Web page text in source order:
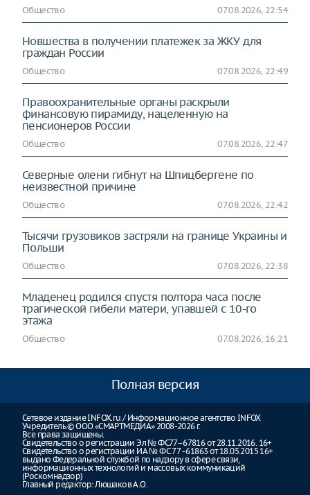
Общество 07.08.2026, 22:54
Новшества в получении платежек за ЖКУ для
граждан России
Общество 07.08.2026, 22:49
Правоохранительные органы раскрыли
финансовую пирамиду, нацеленную на
пенсионеров России
Общество 07.08.2026, 22:47
Северные олени гибнут на Шпицбергене по
неизвестной причине
Общество 07.08.2026, 22:42
Тысячи грузовиков застряли на границе Украины и
Польши
Общество 07.08.2026, 22:38
Младенец родился спустя полтора часа после
трагической гибели матери, упавшей с 10-го
этажа
Общество 07.08.2026, 16:21
Полная версия
Сетевое издание INFOX.ru / Информационное агентство INFOX
Учредитель © ООО «СМАРТМЕДИА» 2008-2026 г.
Все права защищены.
Свидетельство о регистрации Эл № ФС77–67816 от 28.11.2016. 16+
Свидетельство о регистрации ИА № ФС 77 - 61863 от 18.05.2015 16+
выдано Федеральной службой по надзору в сфере связи,
информационных технологий и массовых коммуникаций
(Роскомнадзор)
Главный редактор: Люшаков А.О.